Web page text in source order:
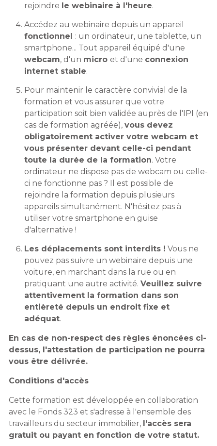
rejoindre le webinaire à l'heure.
Accédez au webinaire depuis un appareil
fonctionnel : un ordinateur, une tablette, un
smartphone... Tout appareil équipé d'une
webcam, d'un micro et d'une connexion
internet stable.
Pour maintenir le caractère convivial de la
formation et vous assurer que votre
participation soit bien validée auprès de l'IPI (en
cas de formation agréée), vous devez
obligatoirement activer votre webcam et
vous présenter devant celle-ci pendant
toute la durée de la formation. Votre
ordinateur ne dispose pas de webcam ou celle-
ci ne fonctionne pas ? Il est possible de
rejoindre la formation depuis plusieurs
appareils simultanément. N'hésitez pas à
utiliser votre smartphone en guise
d'alternative !
Les déplacements sont interdits ! Vous ne
pouvez pas suivre un webinaire depuis une
voiture, en marchant dans la rue ou en
pratiquant une autre activité. Veuillez suivre
attentivement la formation dans son
entièreté depuis un endroit fixe et
adéquat.
En cas de non-respect des règles énoncées ci-
dessus, l'attestation de participation ne pourra
vous être délivrée.
Conditions d'accès
Cette formation est développée en collaboration
avec le Fonds 323 et s'adresse à l'ensemble des
travailleurs du secteur immobilier, l'accès sera
gratuit ou payant en fonction de votre statut.